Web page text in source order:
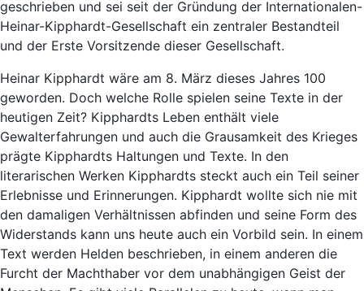
geschrieben und sei seit der Gründung der Internationalen-
Heinar-Kipphardt-Gesellschaft ein zentraler Bestandteil
und der Erste Vorsitzende dieser Gesellschaft.
Heinar Kipphardt wäre am 8. März dieses Jahres 100
geworden. Doch welche Rolle spielen seine Texte in der
heutigen Zeit? Kipphardts Leben enthält viele
Gewalterfahrungen und auch die Grausamkeit des Krieges
prägte Kipphardts Haltungen und Texte. In den
literarischen Werken Kipphardts steckt auch ein Teil seiner
Erlebnisse und Erinnerungen. Kipphardt wollte sich nie mit
den damaligen Verhältnissen abfinden und seine Form des
Widerstands kann uns heute auch ein Vorbild sein. In einem
Text werden Helden beschrieben, in einem anderen die
Furcht der Machthaber vor dem unabhängigen Geist der